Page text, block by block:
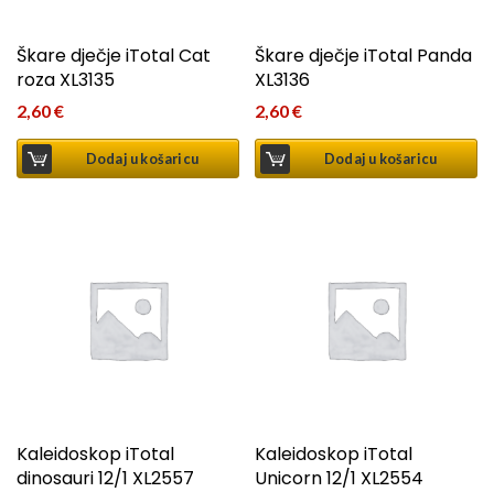
Škare dječje iTotal Cat
roza XL3135
2,60€
Dodaj u košaricu
Škare dječje iTotal Panda
XL3136
2,60€
Dodaj u košaricu
Kaleidoskop iTotal
dinosauri 12/1 XL2557
Kaleidoskop iTotal
Unicorn 12/1 XL2554